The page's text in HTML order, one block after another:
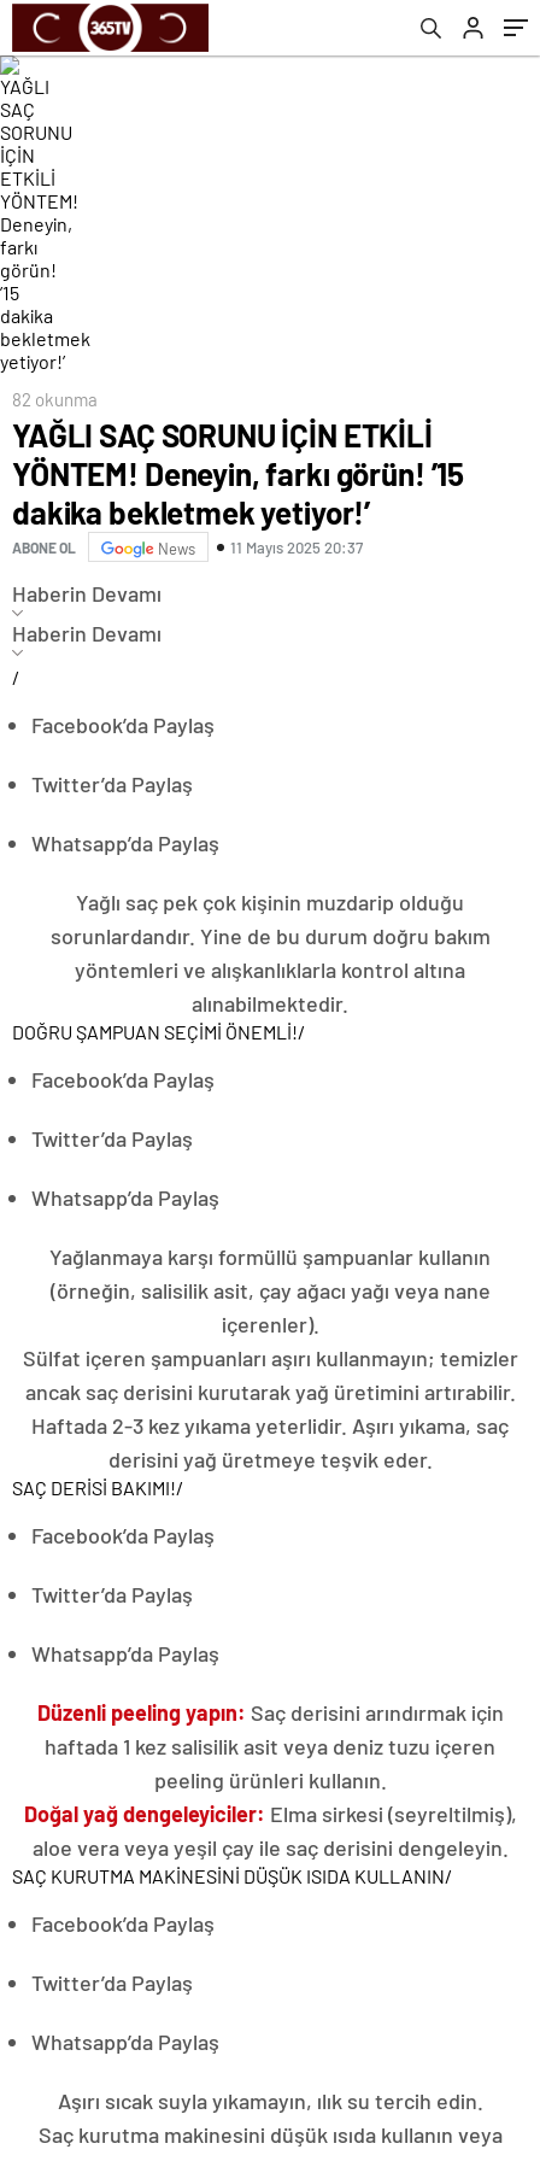
yetiyor!’
82 okunma
YAĞLI SAÇ SORUNU İÇİN ETKİLİ
YÖNTEM! Deneyin, farkı görün! ’15
dakika bekletmek yetiyor!’
ABONE OL News 11 Mayıs 2025 20:37
Haberin Devamı
Haberin Devamı
/
Facebook’da Paylaş
Twitter’da Paylaş
Whatsapp’da Paylaş
Yağlı saç pek çok kişinin muzdarip olduğu
sorunlardandır. Yine de bu durum doğru bakım
yöntemleri ve alışkanlıklarla kontrol altına
alınabilmektedir.
DOĞRU ŞAMPUAN SEÇİMİ ÖNEMLİ!/
Facebook’da Paylaş
Twitter’da Paylaş
Whatsapp’da Paylaş
Yağlanmaya karşı formüllü şampuanlar kullanın
(örneğin, salisilik asit, çay ağacı yağı veya nane
içerenler).
Sülfat içeren şampuanları aşırı kullanmayın; temizler
ancak saç derisini kurutarak yağ üretimini artırabilir.
Haftada 2-3 kez yıkama yeterlidir. Aşırı yıkama, saç
derisini yağ üretmeye teşvik eder.
SAÇ DERİSİ BAKIMI!/
Facebook’da Paylaş
Twitter’da Paylaş
Whatsapp’da Paylaş
Düzenli peeling yapın: Saç derisini arındırmak için
haftada 1 kez salisilik asit veya deniz tuzu içeren
peeling ürünleri kullanın.
Doğal yağ dengeleyiciler: Elma sirkesi (seyreltilmiş),
aloe vera veya yeşil çay ile saç derisini dengeleyin.
SAÇ KURUTMA MAKİNESİNİ DÜŞÜK ISIDA KULLANIN/
Facebook’da Paylaş
Twitter’da Paylaş
Whatsapp’da Paylaş
Aşırı sıcak suyla yıkamayın, ılık su tercih edin.
Saç kurutma makinesini düşük ısıda kullanın veya